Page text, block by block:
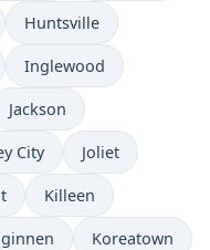
Huntsville
Inglewood
Jackson
City Joliet
Killeen
Koreatown